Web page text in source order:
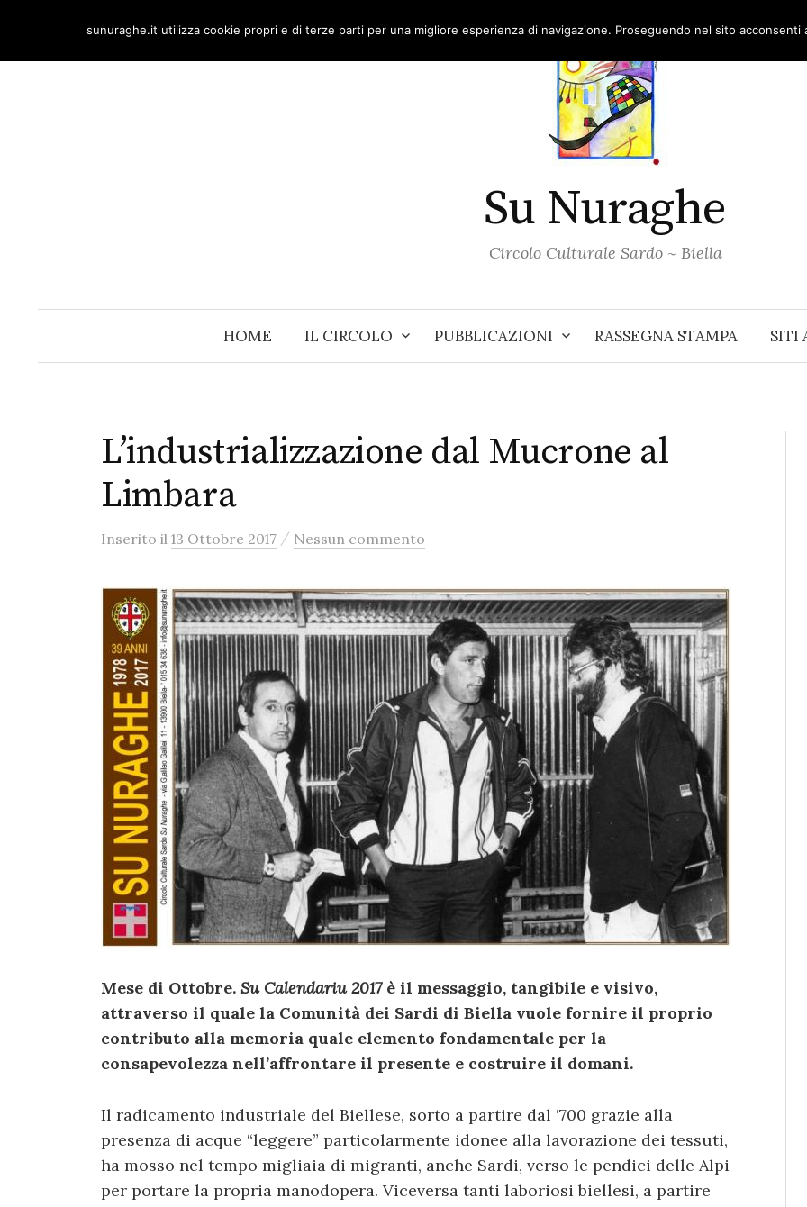
content
Su Nuraghe
Circolo Culturale Sardo ~ Biella
HOME IL CIRCOLO PUBBLICAZIONI RASSEGNA STAMPA SITI
L’industrializzazione dal Mucrone al
Limbara
Inserito il 13 Ottobre 2017 / Nessun commento
Mese di Ottobre. Su Calendariu 2017è il messaggio, tangibile e visivo,
attraverso il quale la Comunità dei Sardi di Biella vuole fornire il proprio
contributo alla memoria quale elemento fondamentale per la
consapevolezza nell’affrontare il presente e costruire il domani.
Il radicamento industriale del Biellese, sorto a partire dal ‘700 grazie alla
presenza di acque “leggere” particolarmente idonee alla lavorazione dei tessuti,
ha mosso nel tempo migliaia di migranti, anche Sardi, verso le pendici delle Alpi
per portare la propria manodopera. Viceversa tanti laboriosi biellesi, a partire
sunuraghe.it utilizza cookie propri e di terze parti per una migliore esperienza di navigazione. Proseguendo nel sito acconsenti